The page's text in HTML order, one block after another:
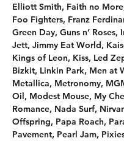
Elliott Smith, Faith no
Foo Fighters, Franz
Green Day, Guns n’ Roses,
Jett, Jimmy Eat World,
Kings of Leon, Kiss, Led
Bizkit, Linkin Park, Men at
Metallica, Metronomy,
Oil, Modest Mouse, My
Romance, Nada Surf,
Offspring, Papa Roach,
Pavement, Pearl Jam,